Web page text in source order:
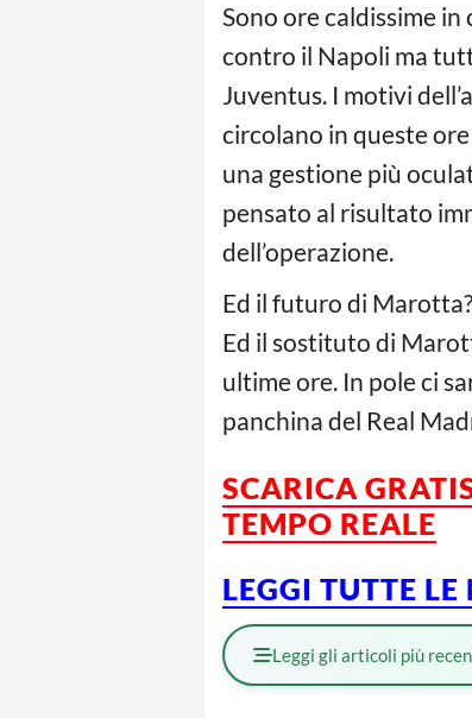
Sono ore caldissime in
contro il Napoli ma
Juventus. I motivi
circolano in queste
una gestione più
pensato al risultato
dell’operazione.
Ed il futuro di
Ed il sostituto di
ultime ore. In pole ci
panchina del Real
SCARICA
TEMPO REALE
LEGGI TUTTE
Leggi gli articoli più